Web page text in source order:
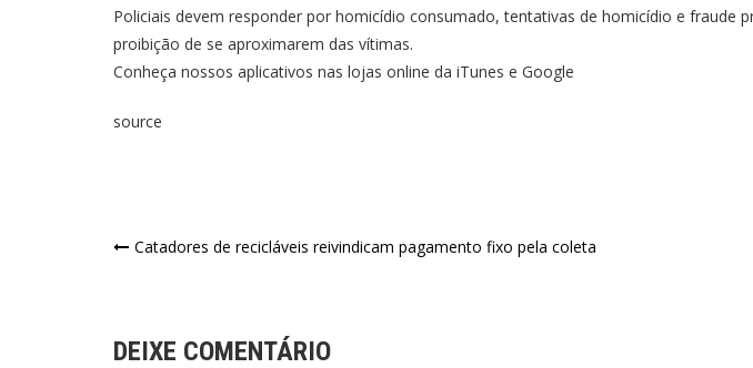
Policiais devem responder por homicídio consumado, tentativas de homicídio e
proibição de se aproximarem das vítimas.
Conheça nossos aplicativos nas lojas online da iTunes e Google
source
Catadores de recicláveis reivindicam pagamento fixo pela coleta
DEIXE COMENTÁRIO